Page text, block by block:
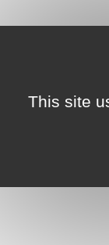
This site